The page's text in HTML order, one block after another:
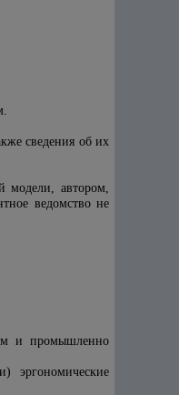
сведения об их
модели, автором,
ведомство не
и промышленно
эргономические